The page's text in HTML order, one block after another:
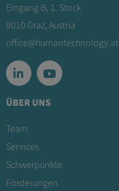
Eingang B, 1. Stock
8010 Graz, Austria
office@humantechnology.at
ÜBER UNS
Team
Services
Schwerpunkte
Förderungen